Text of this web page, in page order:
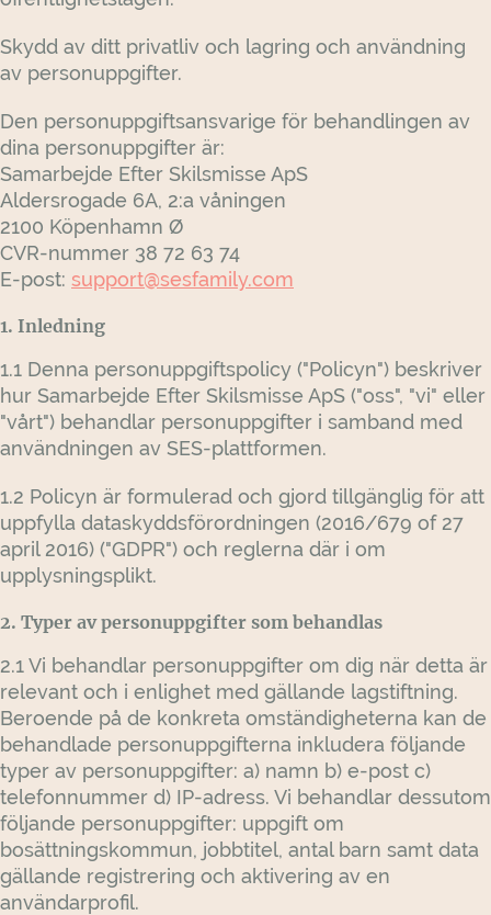
Skydd av ditt privatliv och lagring och användning
av personuppgifter.
Den personuppgiftsansvarige för behandlingen av
dina personuppgifter är:
Samarbejde Efter Skilsmisse ApS
Aldersrogade 6A, 2:a våningen
2100 Köpenhamn Ø
CVR-nummer 38 72 63 74
E-post: support@sesfamily.com
1. Inledning
1.1 Denna personuppgiftspolicy ("Policyn") beskriver
hur Samarbejde Efter Skilsmisse ApS ("oss", "vi" eller
"vårt") behandlar personuppgifter i samband med
användningen av SES-plattformen.
1.2 Policyn är formulerad och gjord tillgänglig för att
uppfylla dataskyddsförordningen (2016/679 of 27
april 2016) ("GDPR") och reglerna där i om
upplysningsplikt.
2. Typer av personuppgifter som behandlas
2.1 Vi behandlar personuppgifter om dig när detta är
relevant och i enlighet med gällande lagstiftning.
Beroende på de konkreta omständigheterna kan de
behandlade personuppgifterna inkludera följande
typer av personuppgifter: a) namn b) e-post c)
telefonnummer d) IP-adress. Vi behandlar dessutom
följande personuppgifter: uppgift om
bosättningskommun, jobbtitel, antal barn samt data
gällande registrering och aktivering av en
användarprofil.